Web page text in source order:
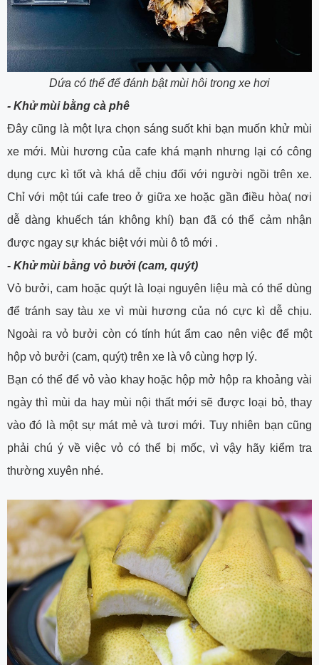
Dứa có thể để đánh bật mùi hôi trong xe hơi
- Khử mùi bằng cà phê
Đây cũng là một lựa chọn sáng suốt khi bạn muốn khử mùi
xe mới. Mùi hương của cafe khá mạnh nhưng lại có công
dụng cực kì tốt và khá dễ chịu đối với người ngồi trên xe.
Chỉ với một túi cafe treo ở giữa xe hoặc gần điều hòa( nơi
dễ dàng khuếch tán không khí) bạn đã có thể cảm nhận
được ngay sự khác biệt với mùi ô tô mới .
- Khử mùi bằng vỏ bưởi (cam, quýt)
Vỏ bưởi, cam hoặc quýt là loại nguyên liệu mà có thể dùng
để tránh say tàu xe vì mùi hương của nó cực kì dễ chịu.
Ngoài ra vỏ bưởi còn có tính hút ẩm cao nên việc để một
hộp vỏ bưởi (cam, quýt) trên xe là vô cùng hợp lý.
Bạn có thể để vỏ vào khay hoặc hộp mở hộp ra khoảng vài
ngày thì mùi da hay mùi nội thất mới sẽ được loại bỏ, thay
vào đó là một sự mát mẻ và tươi mới. Tuy nhiên bạn cũng
phải chú ý về việc vỏ có thể bị mốc, vì vậy hãy kiểm tra
thường xuyên nhé.